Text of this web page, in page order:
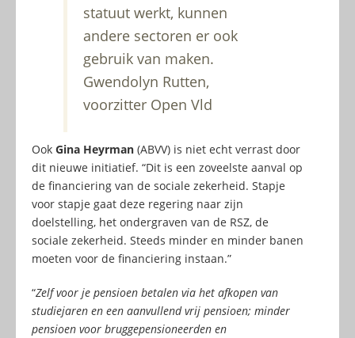
statuut werkt, kunnen
andere sectoren er ook
gebruik van maken.
Gwendolyn Rutten,
voorzitter Open Vld
Ook Gina Heyrman (ABVV) is niet echt verrast door
dit nieuwe initiatief. “Dit is een zoveelste aanval op
de financiering van de sociale zekerheid. Stapje
voor stapje gaat deze regering naar zijn
doelstelling, het ondergraven van de RSZ, de
sociale zekerheid. Steeds minder en minder banen
moeten voor de financiering instaan.”
“Zelf voor je pensioen betalen via het afkopen van
studiejaren en een aanvullend vrij pensioen; minder
pensioen voor bruggepensioneerden en